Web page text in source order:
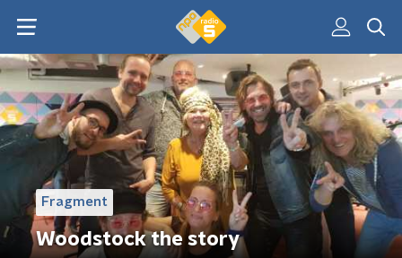
Fragment
Woodstock the story